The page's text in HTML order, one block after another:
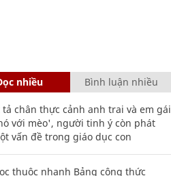
nhiều Bình luận nhiều
tả chân thực cảnh anh trai và em gái
với mèo', người tinh ý còn phát
vấn đề trong giáo dục con
thuộc nhanh Bảng công thức